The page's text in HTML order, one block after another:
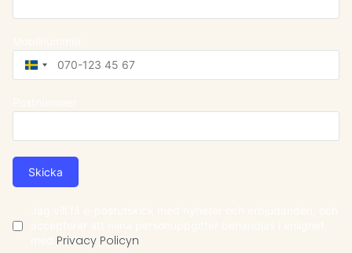
Sweden
+46
Skicka
Privacy Policyn